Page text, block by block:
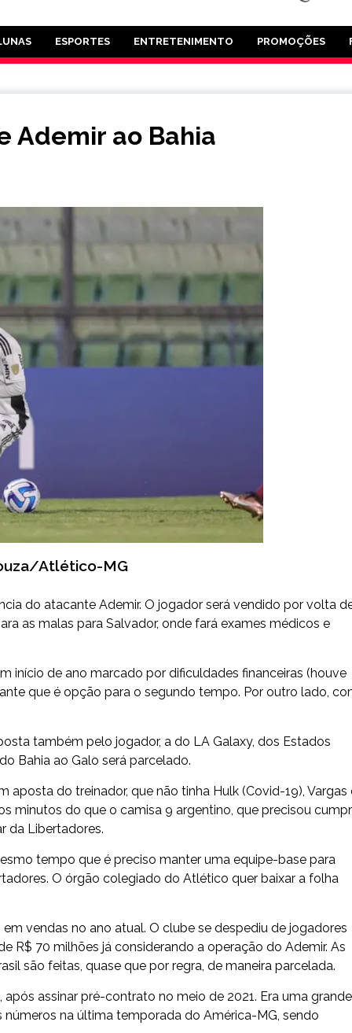
ESPORTES ENTRETENIMENTO PROMOÇÕES
Ademir ao Bahia
Atlético-MG
do atacante Ademir. O jogador será vendido por volta
as malas para Salvador, onde fará exames médicos e
início de ano marcado por dificuldades financeiras (houve
que é opção para o segundo tempo. Por outro lado,
também pelo jogador, a do LA Galaxy, dos Estados
Bahia ao Galo será parcelado.
aposta do treinador, que não tinha Hulk (Covid-19), Vargas
minutos do que o camisa 9 argentino, que precisou
da Libertadores.
tempo que é preciso manter uma equipe-base para
O órgão colegiado do Atlético quer baixar a folha
vendas no ano atual. O clube se despediu de jogadores
R$ 70 milhões já considerando a operação do Ademir. As
são feitas, quase que por regra, de maneira parcelada.
assinar pré-contrato no meio de 2021. Era uma grande
na última temporada do América-MG, sendo